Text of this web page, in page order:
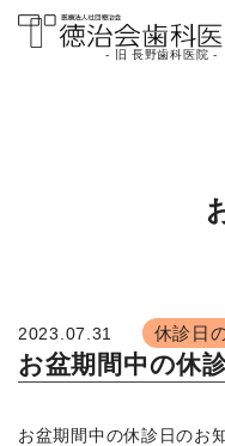
医院]｜熊本
- 旧 長野歯科医院 -
2023.07.31 休診日
お盆期間中の休
お盆期間中の休診日のお